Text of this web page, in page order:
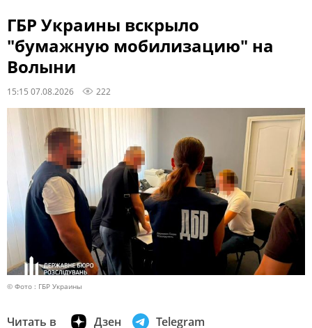
ГБР Украины вскрыло
"бумажную мобилизацию" на
Волыни
15:15 07.08.2026 222
© Фото : ГБР Украины
Читать в Дзен Telegram